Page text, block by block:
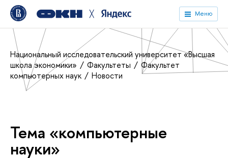
╳ Меню
Национальный исследовательский университет «Высшая
школа экономики»
Факультеты
Факультет
компьютерных наук
Новости
Тема «компьютерные
науки»